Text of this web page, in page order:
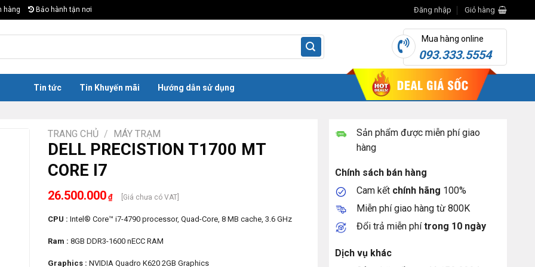
hàng Bảo hành tận nơi Đăng nhập Giỏ hàng
Mua hàng online
093.333.5554
Tin tức Tin Khuyến mãi Hướng dẫn sử dụng
TRANG CHỦ / MÁY TRẠM
DELL PRECISTION T1700 MT
CORE I7
26.500.000 ₫ [Giá chưa có VAT]
CPU : Intel® Core™ i7-4790 processor, Quad-Core, 8 MB cache, 3.6 GHz
Ram : 8GB DDR3-1600 nECC RAM
Graphics : NVIDIA Quadro K620 2GB Graphics
Sản phẩm được miễn phí giao
hàng
Chính sách bán hàng
Cam kết chính hãng 100%
Miễn phí giao hàng từ 800K
Đổi trả miễn phítrong 10 ngày
Dịch vụ khác